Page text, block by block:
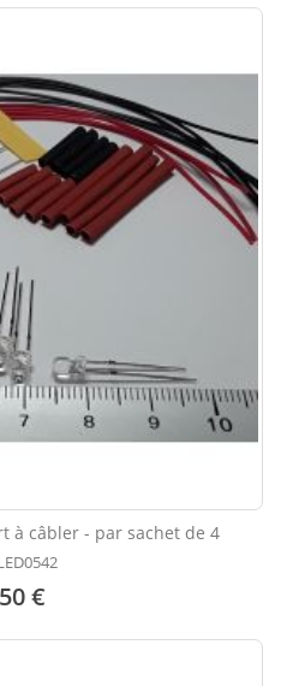
à câbler - par sachet de 4
€